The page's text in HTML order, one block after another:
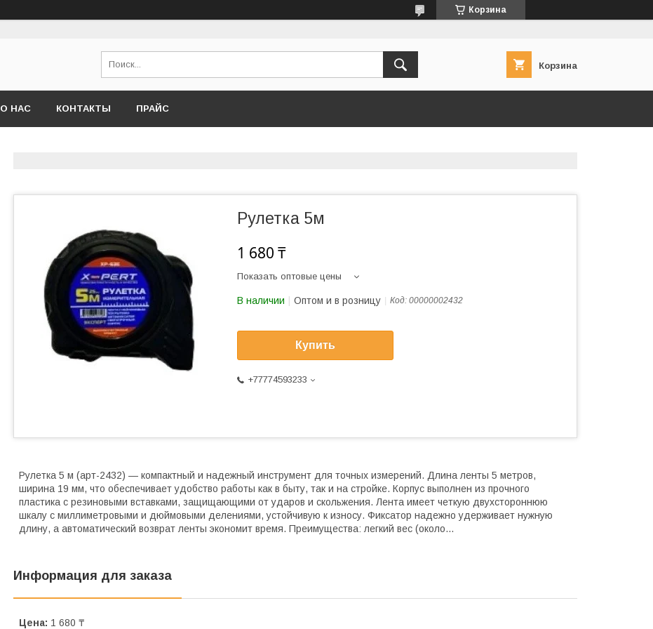
Корзина
Корзина
О НАС КОНТАКТЫ ПРАЙС
Рулетка 5м
1 680 ₸
Показать оптовые цены
В наличии Оптом и в розницу Код: 00000002432
Купить
+77774593233
Рулетка 5 м (арт-2432) — компактный и надежный инструмент для точных измерений. Длина ленты 5 метров,
ширина 19 мм, что обеспечивает удобство работы как в быту, так и на стройке. Корпус выполнен из прочного
пластика с резиновыми вставками, защищающими от ударов и скольжения. Лента имеет четкую двухстороннюю
шкалу с миллиметровыми и дюймовыми делениями, устойчивую к износу. Фиксатор надежно удерживает нужную
длину, а автоматический возврат ленты экономит время. Преимущества: легкий вес (около...
Информация для заказа
Цена: 1 680 ₸